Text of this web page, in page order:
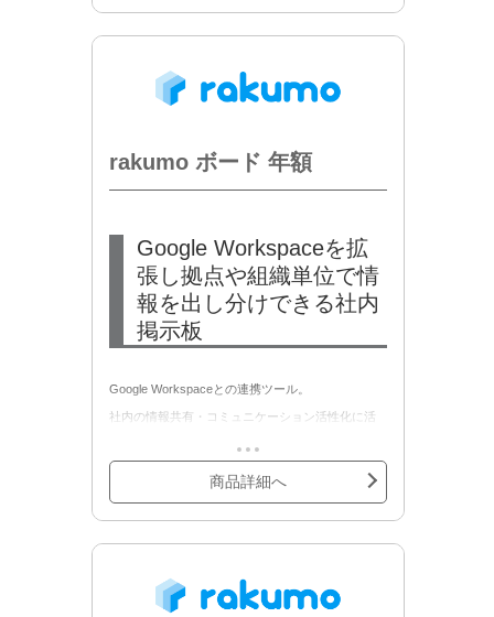
rakumo ボード 年額
Google Workspaceを拡
張し拠点や組織単位で情
報を出し分けできる社内
掲示板
Google Workspaceとの連携ツール。
社内の情報共有・コミュニケーション活性化に活
ール・社内ブログです。「全社お知らせ」「社内
wiki」などアイデア次第で様々な活用ができ、誰も
からの反応も得やすく、コミュニケーションを促
進する情報共有環境を実現します。
商品詳細へ